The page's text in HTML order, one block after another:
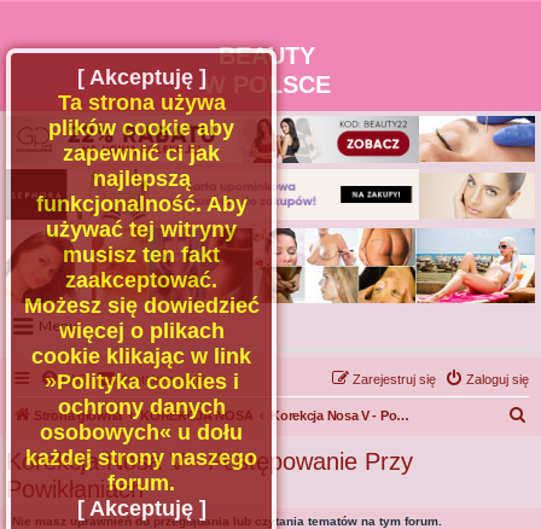
BEAUTY
W POLSCE
Menu
Portal
Facebook
Regulamin
Zapytaj administratora
Kontakt
FAQ Kontakt z nami Zaloguj się
Zarejestruj się
Strona główna KOREKCJA NOSA Korekcja Nosa V - Postępowanie Przy Powikłaniach
Korekcja Nosa V - Postępowanie Przy
Powikłaniach
Nie masz uprawnień do przeglądania lub czytania tematów na tym forum.
[ Akceptuję ]
Ta strona używa
plików cookie aby
zapewnić ci jak
najlepszą
funkcjonalność. Aby
używać tej witryny
musisz ten fakt
zaakceptować.
Możesz się dowiedzieć
więcej o plikach
cookie klikając w link
»Polityka cookies i
ochrony danych
osobowych« u dołu
każdej strony naszego
forum.
[ Akceptuję ]